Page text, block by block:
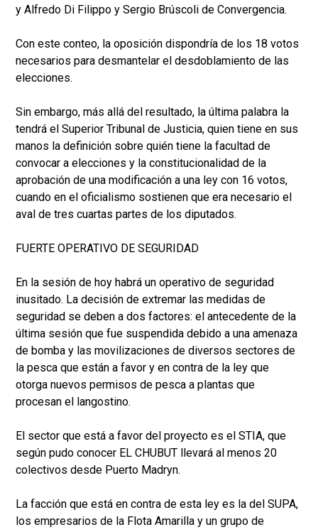
y Alfredo Di Filippo y Sergio Brúscoli de Convergencia.
Con este conteo, la oposición dispondría de los 18 votos
necesarios para desmantelar el desdoblamiento de las
elecciones.
Sin embargo, más allá del resultado, la última palabra la
tendrá el Superior Tribunal de Justicia, quien tiene en sus
manos la definición sobre quién tiene la facultad de
convocar a elecciones y la constitucionalidad de la
aprobación de una modificación a una ley con 16 votos,
cuando en el oficialismo sostienen que era necesario el
aval de tres cuartas partes de los diputados.
FUERTE OPERATIVO DE SEGURIDAD
En la sesión de hoy habrá un operativo de seguridad
inusitado. La decisión de extremar las medidas de
seguridad se deben a dos factores: el antecedente de la
última sesión que fue suspendida debido a una amenaza
de bomba y las movilizaciones de diversos sectores de
la pesca que están a favor y en contra de la ley que
otorga nuevos permisos de pesca a plantas que
procesan el langostino.
El sector que está a favor del proyecto es el STIA, que
según pudo conocer EL CHUBUT llevará al menos 20
colectivos desde Puerto Madryn.
La facción que está en contra de esta ley es la del SUPA,
los empresarios de la Flota Amarilla y un grupo de